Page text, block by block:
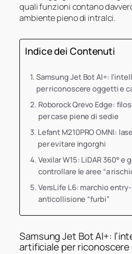
quali funzioni contano
ambiente pieno di intralci.
Indice dei Contenuti
Samsung Jet Bot AI+:
per riconoscere oggetti e
Roborock Qrevo Edge:
per case piene di sedie
Lefant M210PRO OMNI:
per evitare ingorghi
Vexilar W15: LiDAR 360°
controllare le aree “a
VersLife L6: marchio
anticollisione “furbi”
Samsung Jet Bot AI+:
artificiale per